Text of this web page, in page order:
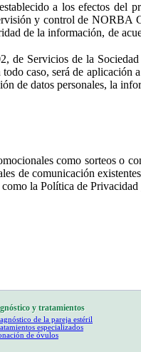
a los efectos
y control de
de la información, de
Servicios de la
caso, será de
de datos personales, la
como sorteos o
de comunicación
la Política de
y tratamientos
de la pareja estéril
especializados
de óvulos